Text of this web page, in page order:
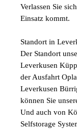
Verlassen Sie
Einsatz kommt.
Standort in
Der Standort
Leverkusen
der Ausfahrt
Leverkusen
können Sie
Und auch von
Selfstorage